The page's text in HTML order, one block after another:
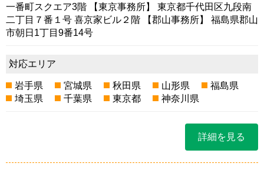
一番町スクエア3階 【東京事務所】 東京都千代田区九段南
二丁目７番１号 喜京家ビル２階 【郡山事務所】 福島県郡山
市朝日1丁目9番14号
対応エリア
岩手県 宮城県 秋田県 山形県
福島県
埼玉県
千葉県 東京都 神奈川県
詳細を見る